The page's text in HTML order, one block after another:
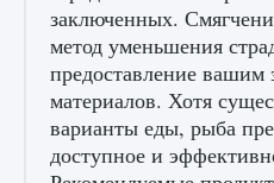
25
9 августа 2024
заключенных.
метод уменьшения
предоставление
материалов. Хотя
варианты еды, рыба
доступное и